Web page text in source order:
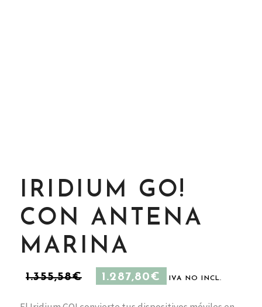
IRIDIUM GO!
CON ANTENA
MARINA
1.355,58€
EL
PRECIO
1.287,80€
PRECIO
IVA NO INCL.